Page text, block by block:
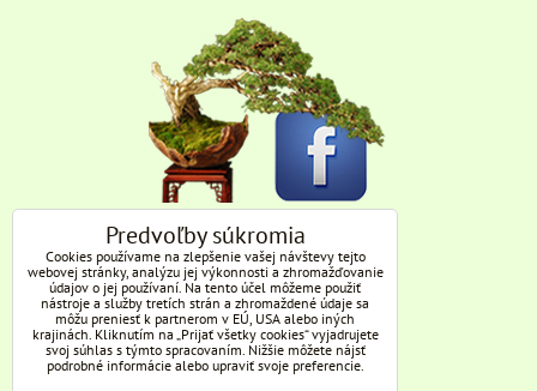
Predvoľby súkromia
Cookies používame na zlepšenie vašej návštevy tejto
webovej stránky, analýzu jej výkonnosti a zhromažďovanie
údajov o jej používaní. Na tento účel môžeme použiť
nástroje a služby tretích strán a zhromaždené údaje sa
môžu preniesť k partnerom v EÚ, USA alebo iných
krajinách. Kliknutím na „Prijať všetky cookies“ vyjadrujete
svoj súhlas s týmto spracovaním. Nižšie môžete nájsť
podrobné informácie alebo upraviť svoje preferencie.